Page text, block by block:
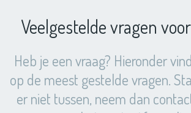
Veelgestelde vragen
Heb je een vraag? Hieronder
op de meest gestelde vragen.
er niet tussen, neem dan